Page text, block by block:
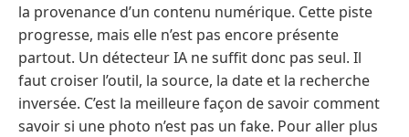
la provenance d’un contenu numérique. Cette piste
progresse, mais elle n’est pas encore présente
partout. Un détecteur IA ne suffit donc pas seul. Il
faut croiser l’outil, la source, la date et la recherche
inversée. C’est la meilleure façon de savoir comment
savoir si une photo n’est pas un fake. Pour aller plus